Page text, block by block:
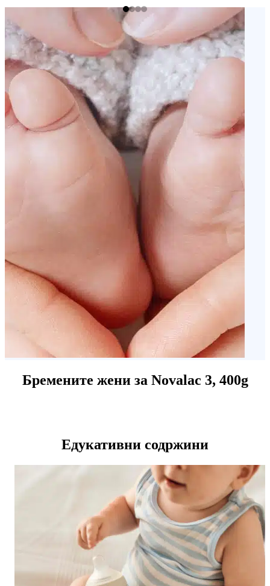
Бремените жени за Novalac 3, 400g
Едукативни содржини